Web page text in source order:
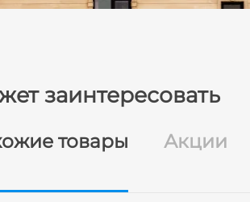
заинтересовать
товары Акции